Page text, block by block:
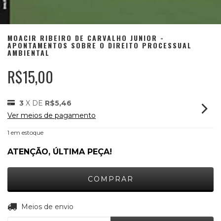
MOACIR RIBEIRO DE CARVALHO JUNIOR -
APONTAMENTOS SOBRE O DIREITO PROCESSUAL
AMBIENTAL
R$15,00
3 X DE R$5,46
Ver meios de pagamento
1 em estoque
ATENÇÃO, ÚLTIMA PEÇA!
Entregas para o CEP:
Meios de envio